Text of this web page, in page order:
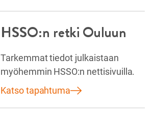
HSSO:n retki Ouluun
Tarkemmat tiedot julkaistaan
myöhemmin HSSO:n nettisivuilla.
Katso tapahtuma